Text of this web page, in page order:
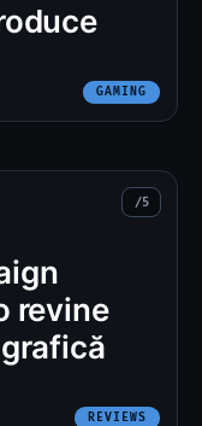
GAMING
revine
REVIEWS